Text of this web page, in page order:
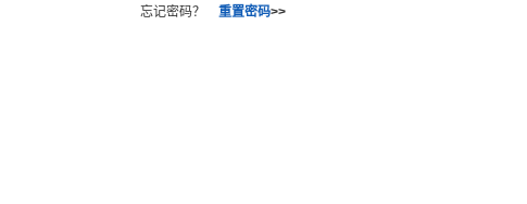
忘记密码？ 重置密码>>